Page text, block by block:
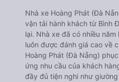
Nhà xe Hoàng Phát (Đà
vận tải hành khách từ Bình
lại. Nhà xe đã có nhiều
luôn được đánh giá cao về
Hoàng Phát (Đà Nẵng)
ứng nhu cầu của khách
đầy đủ tiện nghi như